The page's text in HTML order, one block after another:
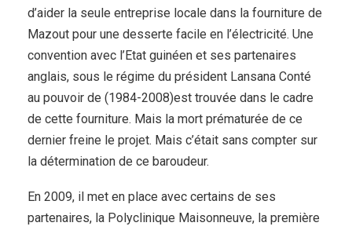
d’aider la seule entreprise locale dans la fourniture de
Mazout pour une desserte facile en l’électricité. Une
convention avec l’Etat guinéen et ses partenaires
anglais, sous le régime du président Lansana Conté
au pouvoir de (1984-2008)est trouvée dans le cadre
de cette fourniture. Mais la mort prématurée de ce
dernier freine le projet. Mais c’était sans compter sur
la détermination de ce baroudeur.
En 2009, il met en place avec certains de ses
partenaires, la Polyclinique Maisonneuve, la première